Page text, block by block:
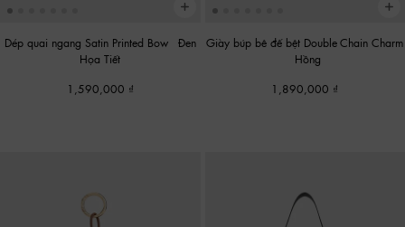
Dép quai ngang Satin Printed Bow
Đen
Họa Tiết
1,590,000
Giày búp bê đế bệt Double-Chain Charm
Hồng
1,890,000